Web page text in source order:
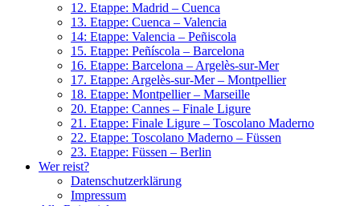
12. Etappe: Madrid – Cuenca
13. Etappe: Cuenca – Valencia
14: Etappe: Valencia – Peñiscola
15. Etappe: Peñíscola – Barcelona
16. Etappe: Barcelona – Argelès-sur-Mer
17. Etappe: Argelès-sur-Mer – Montpellier
18. Etappe: Montpellier – Marseille
20. Etappe: Cannes – Finale Ligure
21. Etappe: Finale Ligure – Toscolano Maderno
22. Etappe: Toscolano Maderno – Füssen
23. Etappe: Füssen – Berlin
Wer reist?
Datenschutzerklärung
Impressum